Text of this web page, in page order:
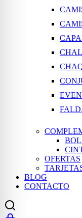
OFERTAS
BLOG
CONTACTO